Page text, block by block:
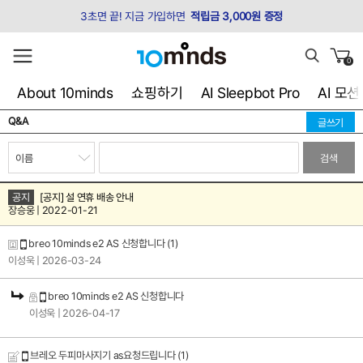
3초면 끝! 지금 가입하면 적립금 3,000원 증정
0
About 10minds 쇼핑하기 AI Sleepbot Pro AI 모션
Q&A 글쓰기
검색
공지
[공지] 설 연휴 배송 안내
장승웅 | 2022-01-21
breo 10minds e2 AS 신청합니다 (1)
이성욱
| 2026-03-24
breo 10minds e2 AS 신청합니다
이성욱
| 2026-04-17
브레오 두피마사지기 as요청드립니다 (1)